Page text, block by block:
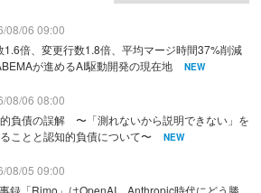
08/06 09:00
1.6倍、変更行数1.8倍、平均マージ時間37%削減
が進めるAI駆動開発の現在地
NEW
08/06 08:00
負債の誤解 〜「測れないから説明できない」を
ことと認知的負債について〜
NEW
08/05 09:00